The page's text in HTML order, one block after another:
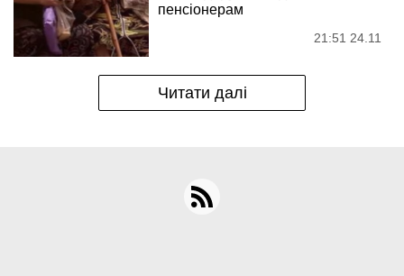
пенсіонерам
21:51 24.11
Читати далі